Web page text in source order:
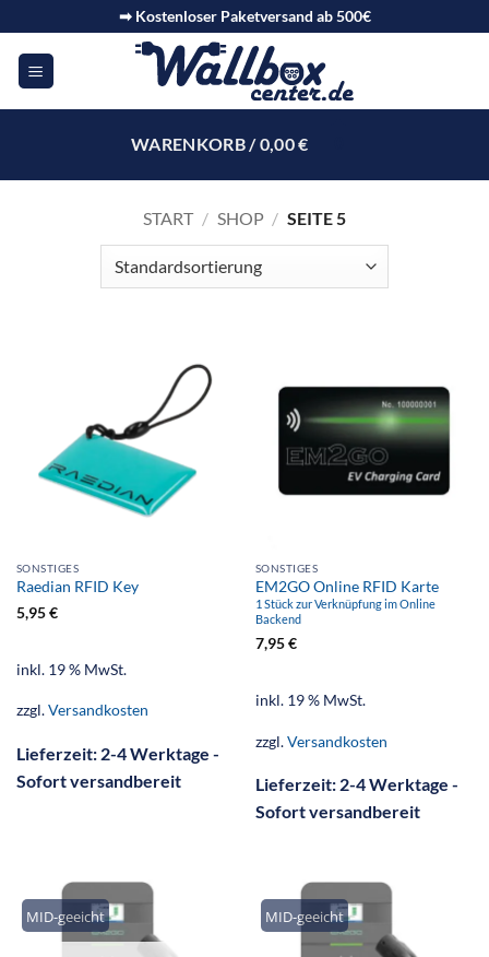
➡ Kostenloser Paketversand ab 500€
WARENKORB /0,00€
START / SHOP / SEITE 5
SONSTIGES
Raedian RFID Key
5,95€
inkl. 19 % MwSt.
zzgl.Versandkosten
Lieferzeit: 2-4 Werktage -
Sofort versandbereit
SONSTIGES
EM2GO Online RFID Karte
1 Stück zur Verknüpfung im Online
Backend
7,95€
inkl. 19 % MwSt.
zzgl.Versandkosten
Lieferzeit: 2-4 Werktage -
Sofort versandbereit
MID-geeicht MID-geeicht